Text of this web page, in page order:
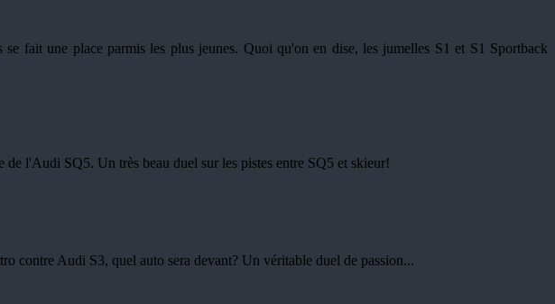
fait une place parmis les plus jeunes. Quoi qu'on en dise, les jumelles S1 et S1 Sportback
l'Audi SQ5. Un très beau duel sur les pistes entre SQ5 et skieur!
contre Audi S3, quel auto sera devant? Un véritable duel de passion...